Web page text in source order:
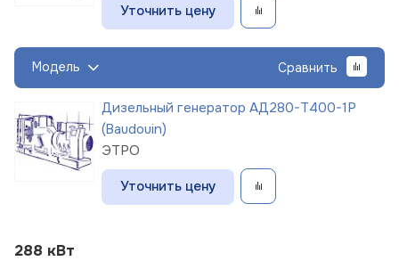
Уточнить цену
Модель Сравнить
Дизельный генератор АД280-Т400-1Р
(Baudouin)
ЭТРО
Уточнить цену
288 кВт